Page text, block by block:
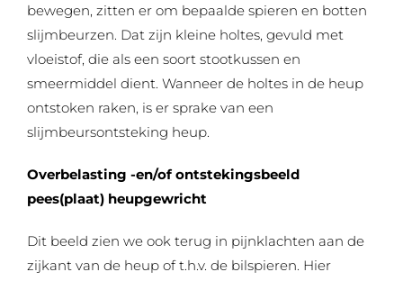
bewegen, zitten er om bepaalde spieren en botten
slijmbeurzen. Dat zijn kleine holtes, gevuld met
vloeistof, die als een soort stootkussen en
smeermiddel dient. Wanneer de holtes in de heup
ontstoken raken, is er sprake van een
slijmbeursontsteking heup.
Overbelasting -en/of ontstekingsbeeld
pees(plaat) heupgewricht
Dit beeld zien we ook terug in pijnklachten aan de
zijkant van de heup of t.h.v. de bilspieren. Hier